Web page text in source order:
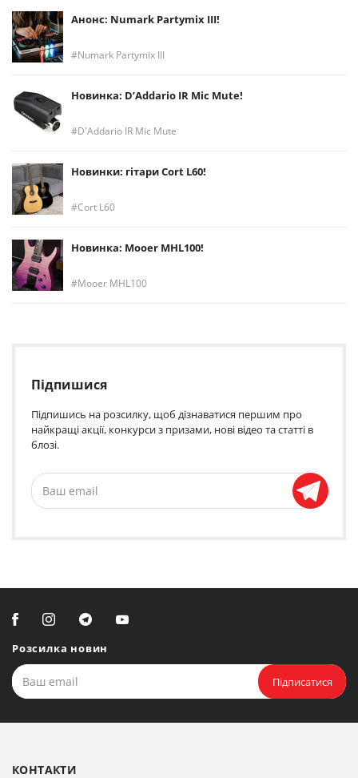
Анонс: Numark Partymix III!
Numark Partymix III
Новинка: D’Addario IR Mic Mute!
D'Addario IR Mic Mute
Новинки: гітари Cort L60!
Cort L60
Новинка: Mooer MHL100!
Mooer MHL100
Підпишися
Підпишись на розсилку, щоб дізнаватися першим про
найкращі акції, конкурси з призами, нові відео та статті в
блозі.
Розсилка новин
Підписатися
КОНТАКТИ